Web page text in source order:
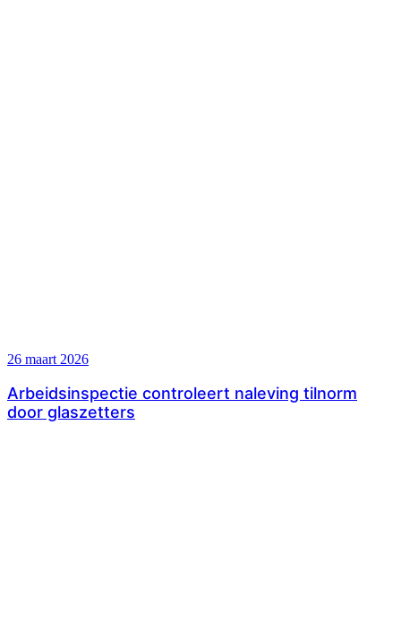
26 maart 2026
Arbeidsinspectie controleert naleving tilnorm
door glaszetters